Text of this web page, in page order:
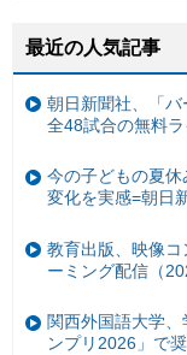
最近の人気記事
朝日新聞社、「
全48試合の無料
今の子どもの夏
変化を実感=朝日
教育出版、映像
ーミング配信（
関西外国語大学
ンプリ2026」で